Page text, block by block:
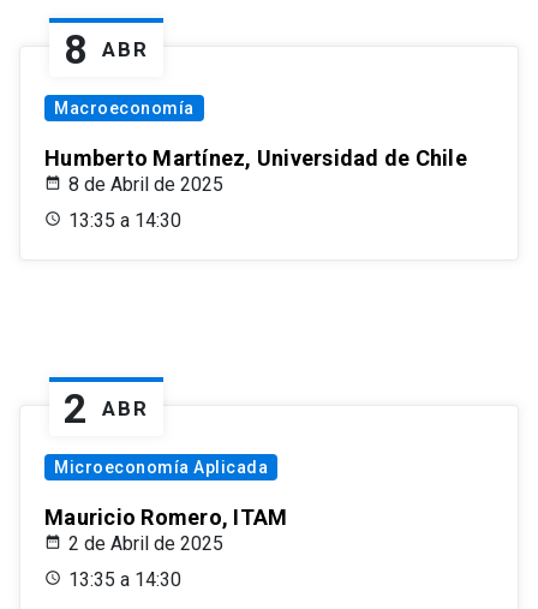
8 ABR
Macroeconomía
Humberto Martínez, Universidad de Chile
8 de Abril de 2025
13:35 a 14:30
2 ABR
Microeconomía Aplicada
Mauricio Romero, ITAM
2 de Abril de 2025
13:35 a 14:30